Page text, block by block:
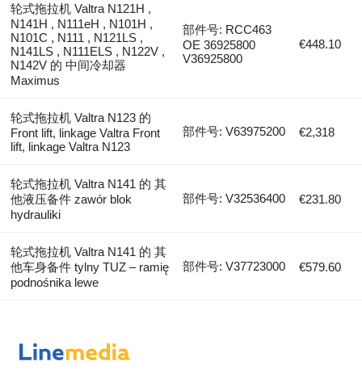
轮式拖拉机 Valtra N121H ,
N141H , N111eH , N101H ,
N101C , N111 , N121LS ,
N141LS , N111ELS , N122V ,
N142V 的 中间冷却器
Maximus
部件号: RCC463
OE 36925800
V36925800
€448.10
轮式拖拉机 Valtra N123 的
Front lift, linkage Valtra Front
lift, linkage Valtra N123
部件号: V63975200 €2,318
轮式拖拉机 Valtra N141 的 其
他液压备件 zawór blok
hydrauliki
部件号: V32536400 €231.80
轮式拖拉机 Valtra N141 的 其
他车身备件 tylny TUZ – ramię
podnośnika lewe
部件号: V37723000 €579.60